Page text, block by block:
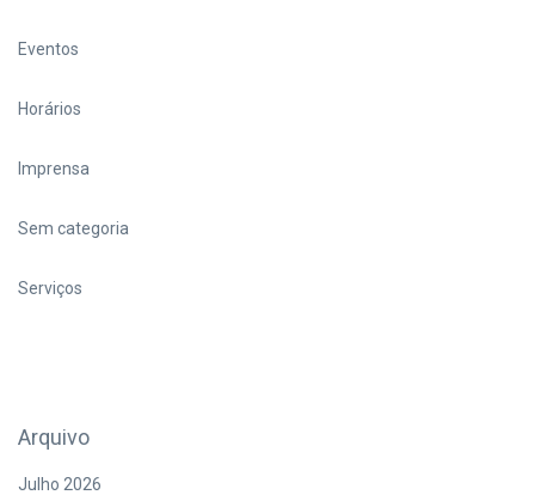
Eventos
Horários
Imprensa
Sem categoria
Serviços
Arquivo
Julho 2026